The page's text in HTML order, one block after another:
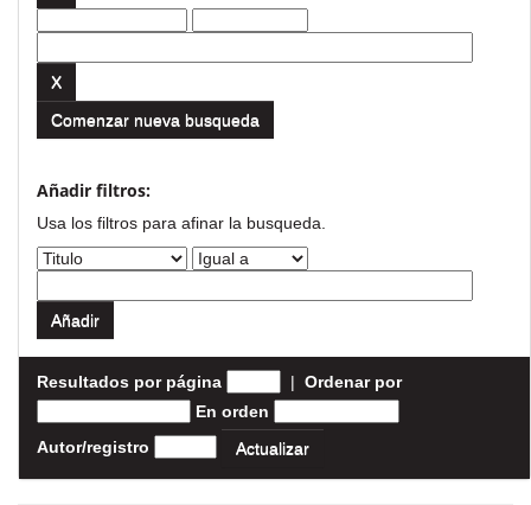
Comenzar nueva busqueda
Añadir filtros:
Usa los filtros para afinar la busqueda.
Resultados por página | Ordenar por
En orden
Autor/registro